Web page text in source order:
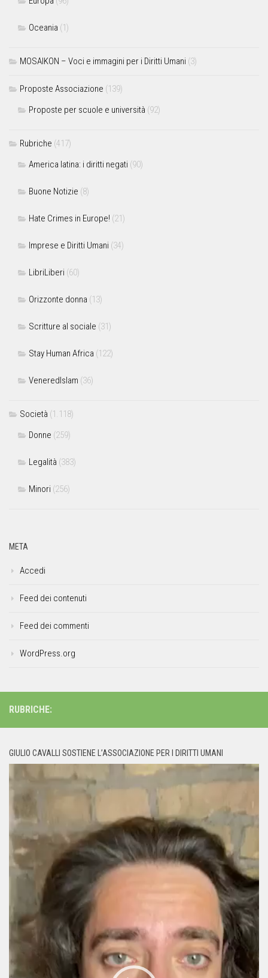
Oceania (1)
MOSAIKON – Voci e immagini per i Diritti Umani (3)
Proposte Associazione (139)
Proposte per scuole e università (92)
Rubriche (417)
America latina: i diritti negati (90)
Buone Notizie (8)
Hate Crimes in Europe! (21)
Imprese e Diritti Umani (34)
LibriLiberi (60)
Orizzonte donna (13)
Scritture al sociale (31)
Stay Human Africa (122)
VeneredIslam (36)
Società (1.118)
Donne (259)
Legalità (383)
Minori (256)
META
Accedi
Feed dei contenuti
Feed dei commenti
WordPress.org
RUBRICHE:
GIULIO CAVALLI SOSTIENE L’ASSOCIAZIONE PER I DIRITTI UMANI
Player